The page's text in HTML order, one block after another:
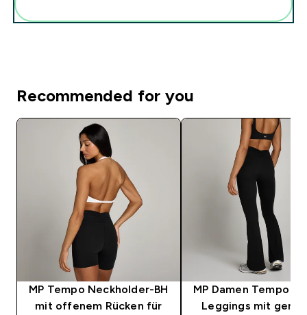
Recommended for you
MP Tempo Neckholder-BH
mit offenem Rücken für
MP Damen Tempo
Leggings mit